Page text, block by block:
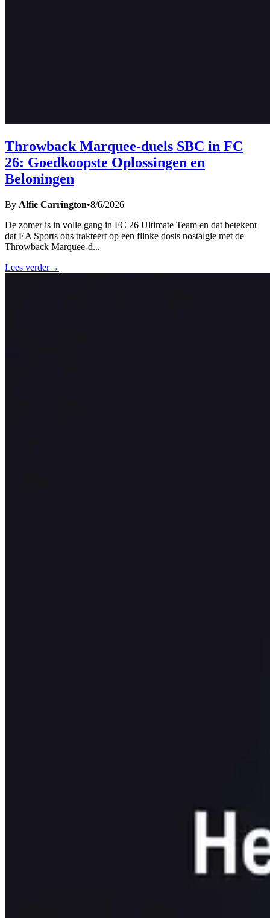
Throwback Marquee-duels SBC in FC
26: Goedkoopste Oplossingen en
Beloningen
By Alfie Carrington•8/6/2026
De zomer is in volle gang in FC 26 Ultimate Team en dat betekent
dat EA Sports ons trakteert op een flinke dosis nostalgie met de
Throwback Marquee-d...
Lees verder→